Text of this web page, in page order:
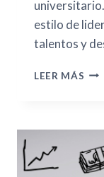
estilo de
talentos y
LEER MÁS